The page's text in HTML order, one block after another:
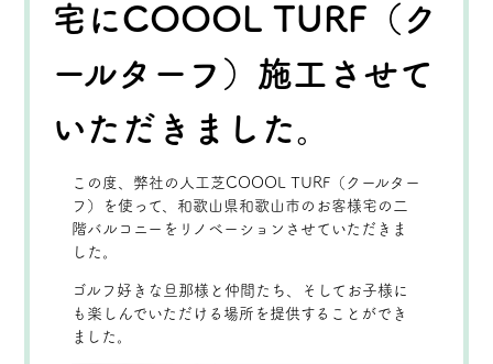
宅にCOOOL TURF（ク
ールターフ）施工させて
いただきました。
この度、弊社の人工芝COOOL TURF（クールター
フ）を使って、和歌山県和歌山市のお客様宅の二
階バルコニーをリノベーションさせていただきま
した。
ゴルフ好きな旦那様と仲間たち、そしてお子様に
も楽しんでいただける場所を提供することができ
ました。